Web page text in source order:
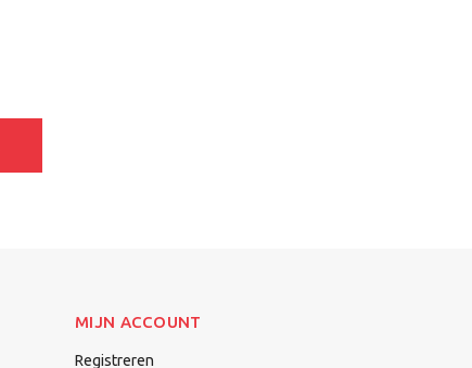
MIJN ACCOUNT
Registreren